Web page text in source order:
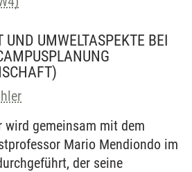
UMWELTASPEKTE BEI
wird gemeinsam mit dem
Mario Mendiondo im
der seine